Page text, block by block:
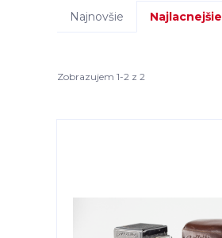
Najnovšie Najlacnejšie
Zobrazujem 1-2 z 2